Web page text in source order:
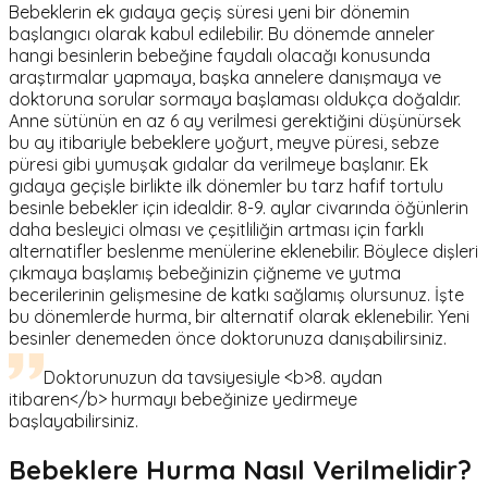
Bebeklerin ek gıdaya geçiş süresi yeni bir dönemin
başlangıcı olarak kabul edilebilir. Bu dönemde anneler
hangi besinlerin bebeğine faydalı olacağı konusunda
araştırmalar yapmaya, başka annelere danışmaya ve
doktoruna sorular sormaya başlaması oldukça doğaldır.
Anne sütünün en az 6 ay verilmesi gerektiğini düşünürsek
bu ay itibariyle bebeklere yoğurt, meyve püresi, sebze
püresi gibi yumuşak gıdalar da verilmeye başlanır. Ek
gıdaya geçişle birlikte ilk dönemler bu tarz hafif tortulu
besinle bebekler için idealdir. 8-9. aylar civarında öğünlerin
daha besleyici olması ve çeşitliliğin artması için farklı
alternatifler beslenme menülerine eklenebilir. Böylece dişleri
çıkmaya başlamış bebeğinizin çiğneme ve yutma
becerilerinin gelişmesine de katkı sağlamış olursunuz. İşte
bu dönemlerde hurma, bir alternatif olarak eklenebilir. Yeni
besinler denemeden önce doktorunuza danışabilirsiniz.
Doktorunuzun da tavsiyesiyle <b>8. aydan
itibaren</b> hurmayı bebeğinize yedirmeye
başlayabilirsiniz.
Bebeklere Hurma Nasıl Verilmelidir?